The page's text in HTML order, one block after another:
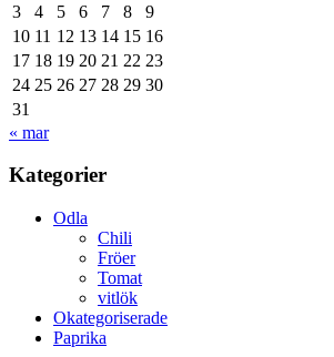
3
4 5 6 7 8
9
10 11 12 13 14 15 16
17 18 19 20 21 22 23
24 25 26 27 28 29 30
31
« mar
Kategorier
Odla
Chili
Fröer
Tomat
vitlök
Okategoriserade
Paprika